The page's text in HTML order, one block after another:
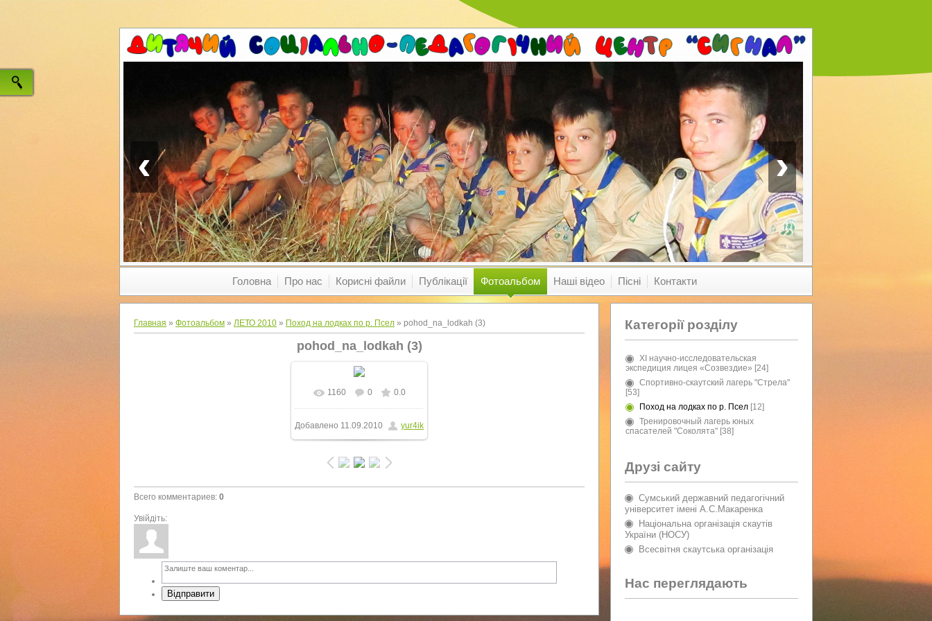
›
‹
Головна Про нас Корисні файли Публікації Фотоальбом Наші відео Пісні Контакти
Главная » Фотоальбом » ЛЕТО 2010 » Поход на лодках по р. Псел » pohod_na_lodkah (3)
pohod_na_lodkah (3)
В реальном размере
1024x768/ 312.6Kb
1160 0 0.0
Добавлено 11.09.2010 yur4ik
Всего комментариев: 0
Увійдіть:
Відправити
Категорії розділу
XI научно-исследовательская
экспедиция лицея «Созвездие» [24]
Спортивно-скаутский лагерь "Стрела"
[53]
Поход на лодках по р. Псел [12]
Тренировочный лагерь юных
спасателей "Соколята" [38]
Друзі сайту
Сумський державний педагогічний
університет імені А.С.Макаренка
Національна організація скаутів
України (НОСУ)
Всесвітня скаутська організація
Нас переглядають